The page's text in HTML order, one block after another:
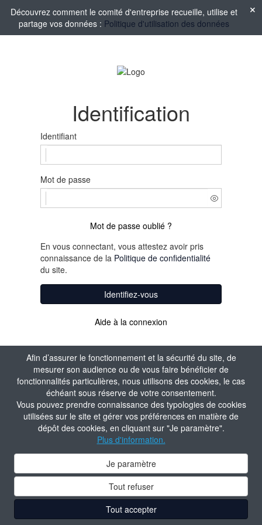
Afin d’assurer le fonctionnement et la sécurité du site, de
mesurer son audience ou de vous faire bénéficier de
fonctionnalités particulières, nous utilisons des cookies, le cas
échéant sous réserve de votre consentement.
Vous pouvez prendre connaissance des typologies de cookies
utilisées sur le site et gérer vos préférences en matière de
dépôt des cookies, en cliquant sur "Je paramètre".
Plus d'information.
Je paramètre
Tout refuser
Tout accepter
Découvrez comment le comité d'entreprise recueille, utilise et
partage vos données : Politique d'utilisation des données
Identification
Identifiant
Mot de passe
Mot de passe oublié ?
En vous connectant, vous attestez avoir pris
connaissance de la Politique de confidentialité
du site.
Identifiez-vous
Aide à la connexion